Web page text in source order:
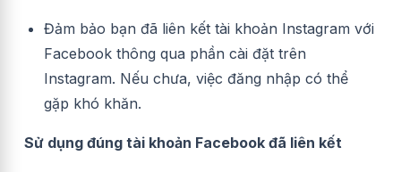
Đảm bảo bạn đã liên kết tài khoản Instagram với
Facebook thông qua phần cài đặt trên
Instagram. Nếu chưa, việc đăng nhập có thể
gặp khó khăn.
Sử dụng đúng tài khoản Facebook đã liên kết